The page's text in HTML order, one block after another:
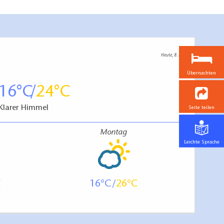
Heute, 8. 8.
16 24
Klarer Himmel
Montag
16 26
Übernachten
Seite teilen
Leichte Sprache